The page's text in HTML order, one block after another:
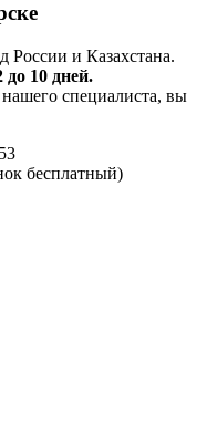
России и Казахстана.
до 10 дней.
специалиста, вы
бесплатный)